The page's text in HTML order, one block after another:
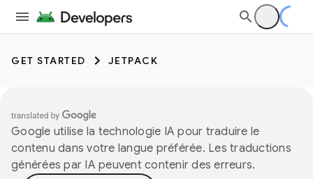
GET STARTED JETPACK
Google utilise la technologie IA pour traduire le
contenu dans votre langue préférée. Les traductions
générées par IA peuvent contenir des erreurs.